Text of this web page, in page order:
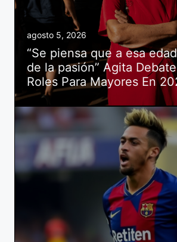
agosto 5, 2026
“Se piensa que a esa
de la pasión” Agita
Roles Para Mayores En